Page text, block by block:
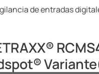
de entradas